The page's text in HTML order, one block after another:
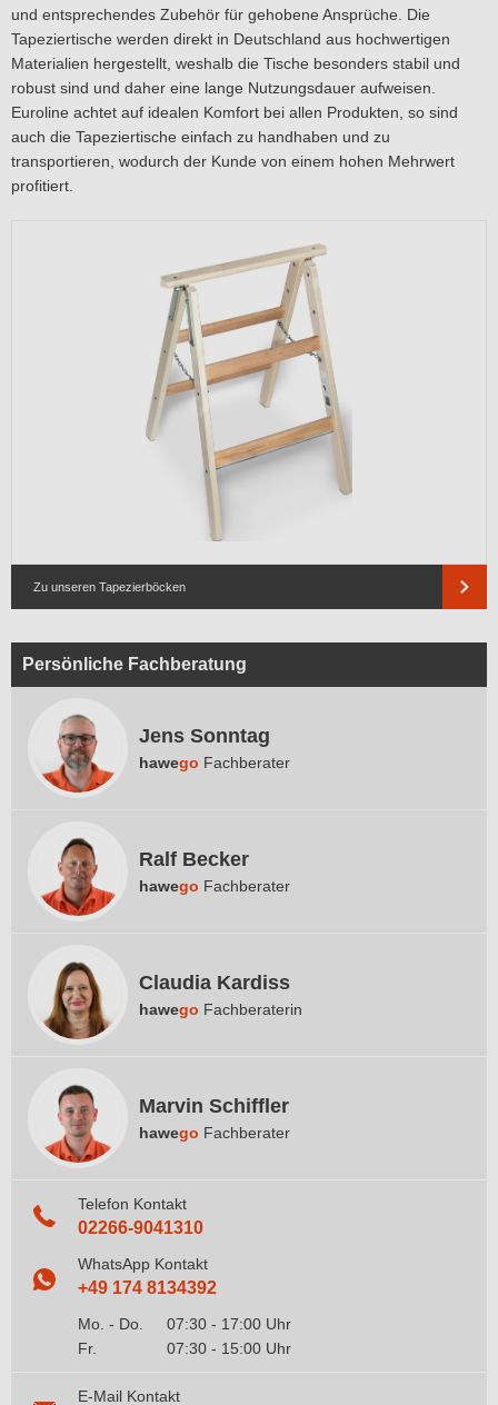
Persönliche Fachberatung
Jens Sonntag
hawego Fachberater
Ralf Becker
hawego Fachberater
Claudia Kardiss
hawego Fachberaterin
Marvin Schiffler
hawego Fachberater
Telefon Kontakt
02266-9041310
WhatsApp Kontakt
+49 174 8134392
Mo. - Do.
07:30 - 17:00 Uhr
Fr.
07:30 - 15:00 Uhr
E-Mail Kontakt
und entsprechendes Zubehör für gehobene Ansprüche. Die
Tapeziertische werden direkt in Deutschland aus hochwertigen
Materialien hergestellt, weshalb die Tische besonders stabil und
robust sind und daher eine lange Nutzungsdauer aufweisen.
Euroline achtet auf idealen Komfort bei allen Produkten, so sind
auch die Tapeziertische einfach zu handhaben und zu
transportieren, wodurch der Kunde von einem hohen Mehrwert
profitiert.
Zu unseren Tapezierböcken